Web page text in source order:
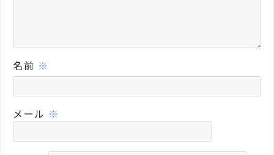
名前 ※
メール ※